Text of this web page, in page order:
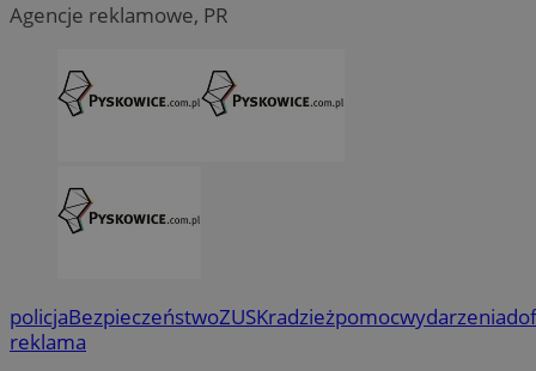
Agencje reklamowe, PR
policjaBezpieczeństwoZUSKradzieżpomocwydarzenia
reklama